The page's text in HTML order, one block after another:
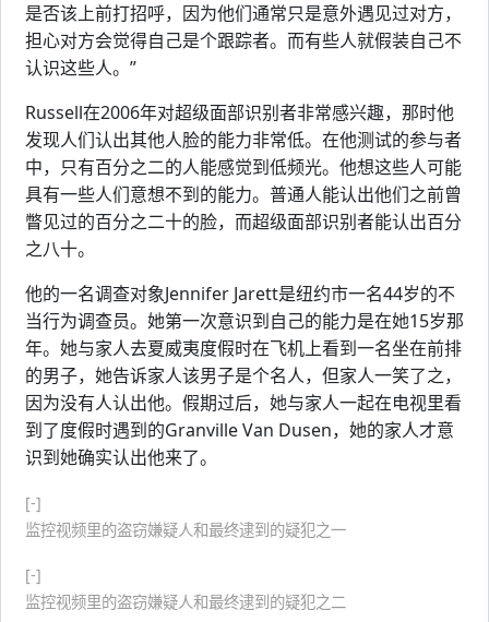
是否该上前打招呼，因为他们通常只是意外遇见过对方，
担心对方会觉得自己是个跟踪者。而有些人就假装自己不
认识这些人。”
Russell在2006年对超级面部识别者非常感兴趣，那时他
发现人们认出其他人脸的能力非常低。在他测试的参与者
中，只有百分之二的人能感觉到低频光。他想这些人可能
具有一些人们意想不到的能力。普通人能认出他们之前曾
瞥见过的百分之二十的脸，而超级面部识别者能认出百分
之八十。
他的一名调查对象Jennifer Jarett是纽约市一名44岁的不
当行为调查员。她第一次意识到自己的能力是在她15岁那
年。她与家人去夏威夷度假时在飞机上看到一名坐在前排
的男子，她告诉家人该男子是个名人，但家人一笑了之，
因为没有人认出他。假期过后，她与家人一起在电视里看
到了度假时遇到的Granville Van Dusen，她的家人才意
识到她确实认出他来了。
[-]
监控视频里的盗窃嫌疑人和最终逮到的疑犯之一
[-]
监控视频里的盗窃嫌疑人和最终逮到的疑犯之二